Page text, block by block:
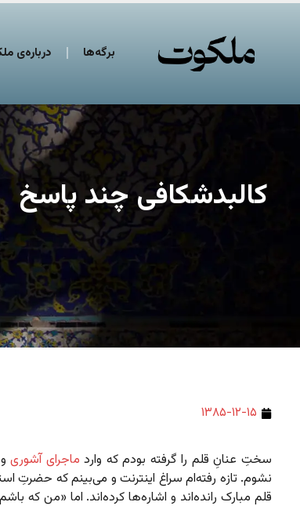
برگه‌ها درباره‌ی
کالبدشکافی چند پاسخ
۱۳۸۵-۱۲-۱۵
سختِ عنانِ قلم را گرفته بودم که وارد ماجرای آشوریو
نشوم. تازه رفته‌ام سراغ اینترنت و می‌بینم که حضرتِ
قلم مبارک رانده‌اند و اشاره‌ها کرده‌اند. اما «من که